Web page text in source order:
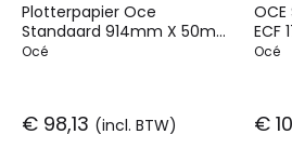
Plotterpapier Oce
Standaard 914mm X 50m
90gr ds 3r
Océ
€ 98,13 (incl. BTW)
ECF
rol
Océ
€